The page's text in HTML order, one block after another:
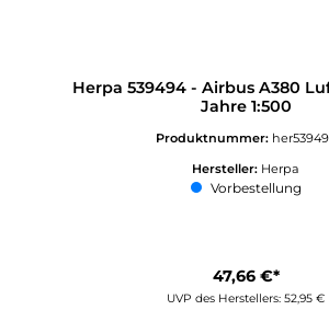
Herpa 539494 - Airbus A380
Jahre 1:500
Produktnummer:
Hersteller: Herpa
Vorbestellung
47,66 €*
UVP des Herstellers: 52,95 €